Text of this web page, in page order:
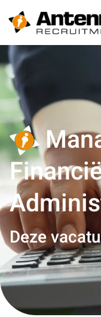
Deze